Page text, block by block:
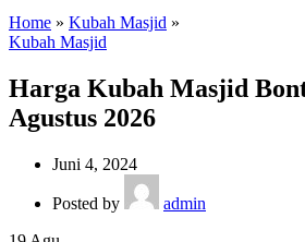
Home » Kubah Masjid »
Kubah Masjid
Harga Kubah Masjid
Agustus 2026
Juni 4, 2024
Posted by
admin